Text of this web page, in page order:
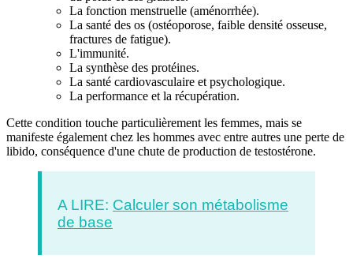
La fonction menstruelle (aménorrhée).
La santé des os (ostéoporose, faible densité osseuse,
fractures de fatigue).
L'immunité.
La synthèse des protéines.
La santé cardiovasculaire et psychologique.
La performance et la récupération.
Cette condition touche particulièrement les femmes, mais se
manifeste également chez les hommes avec entre autres une perte de
libido, conséquence d'une chute de production de testostérone.
A LIRE: Calculer son métabolisme
de base